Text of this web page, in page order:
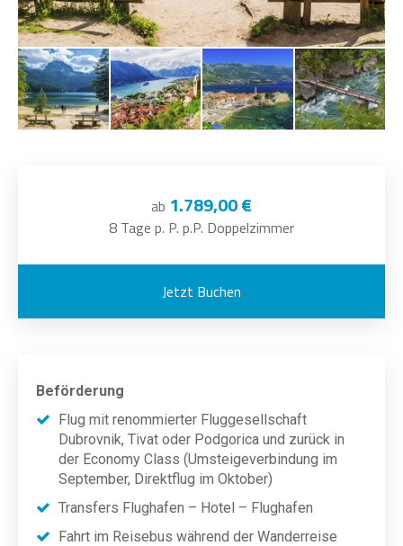
ab 1.789,00 €
8 Tage p. P. p.P. Doppelzimmer
Jetzt Buchen
Beförderung
Flug mit renommierter Fluggesellschaft
Dubrovnik, Tivat oder Podgorica und zurück in
der Economy Class (Umsteigeverbindung im
September, Direktflug im Oktober)
Transfers Flughafen – Hotel – Flughafen
Fahrt im Reisebus während der Wanderreise